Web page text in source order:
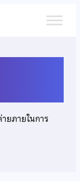
ยภายในการ